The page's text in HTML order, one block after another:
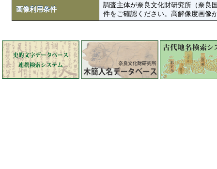
画像利用条件
調査主体が奈良文化財研究所（奈良
件をご確認ください。高解像度画像